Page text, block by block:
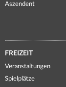
Aszendent
FREIZEIT
Veranstaltungen
Spielplätze